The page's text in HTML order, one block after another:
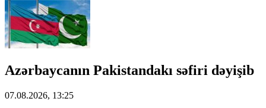
Azərbaycanın Pakistandakı səfiri dəyişib
07.08.2026, 13:25